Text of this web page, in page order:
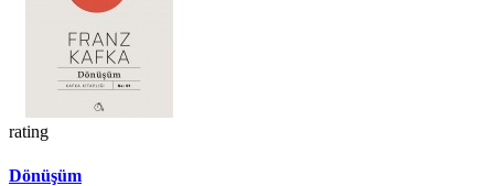
rating
Dönüşüm